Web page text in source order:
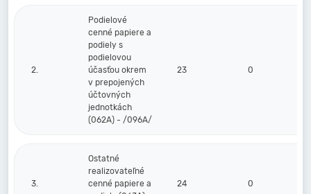
2.
Podielové
cenné papiere a
podiely s
podielovou
účasťou okrem
v prepojených
účtovných
jednotkách
(062A) - /096A/
23 0
3.
Ostatné
realizovateľné
cenné papiere a
24 0